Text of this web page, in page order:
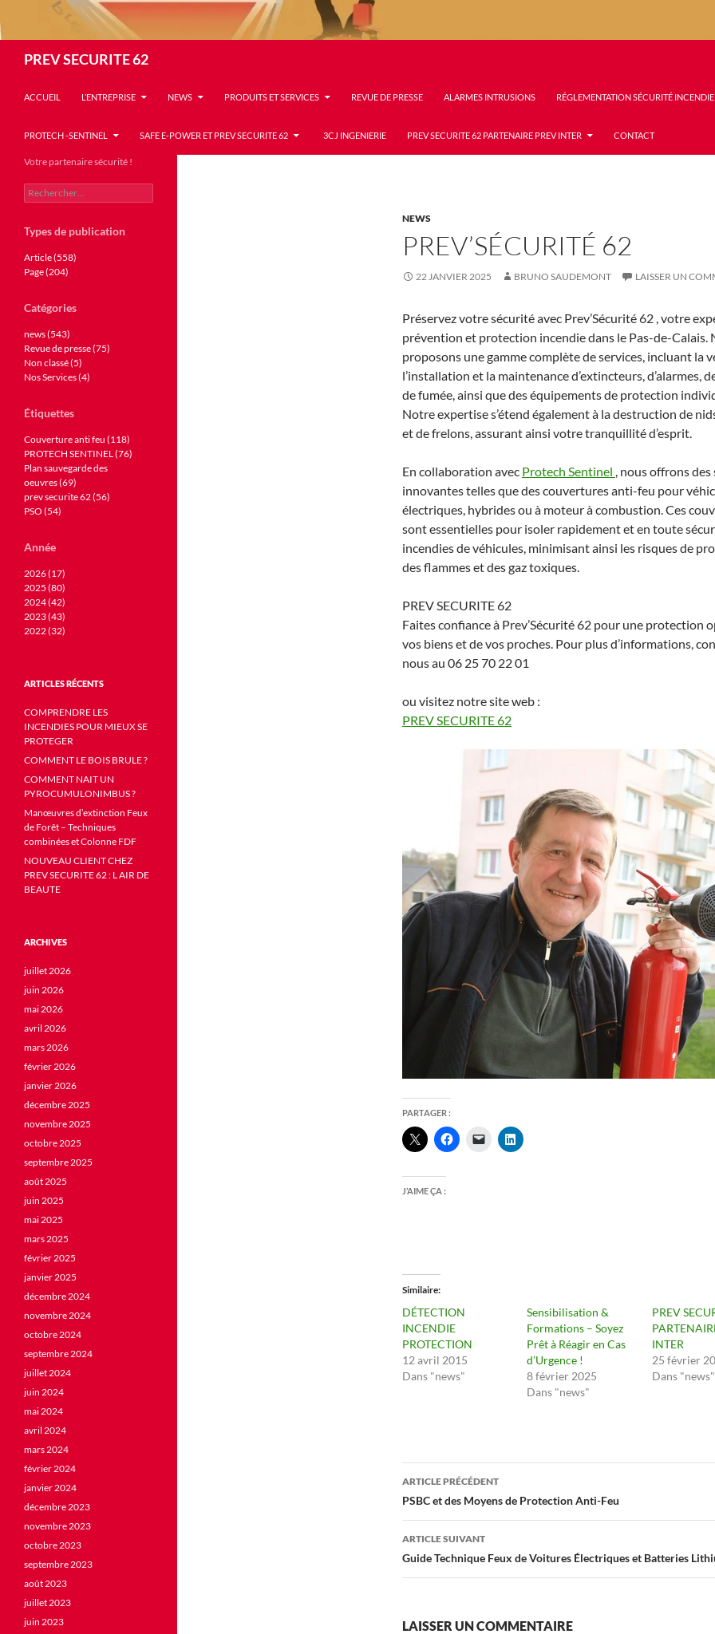
PREV SECURITE 62
ACCUEIL L’ENTREPRISE NEWS PRODUITS ET SERVICES REVUE DE PRESSE ALARMES INTRUSIONS RÉGLEMENTATION SÉCURITÉ INCENDIE
PROTECH -SENTINEL SAFE E-POWER ET PREV SECURITE 62 3CJ INGENIERIE PREV SECURITE 62 PARTENAIRE PREV INTER CONTACT
NEWS
PREV’SÉCURITÉ 62
22 JANVIER 2025 BRUNO SAUDEMONT LAISSER UN
Préservez votre sécurité avec Prev’Sécurité 62 , votre
prévention et protection incendie dans le Pas-de-Calais.
proposons une gamme complète de services, incluant la
l’installation et la maintenance d’extincteurs, d’alarmes,
de fumée, ainsi que des équipements de protection
Notre expertise s’étend également à la destruction de
et de frelons, assurant ainsi votre tranquillité d’esprit.
En collaboration avec Protech Sentinel , nous offrons
innovantes telles que des couvertures anti-feu pour
électriques, hybrides ou à moteur à combustion. Ces
sont essentielles pour isoler rapidement et en toute
incendies de véhicules, minimisant ainsi les risques de
des flammes et des gaz toxiques.
PREV SECURITE 62
Faites confiance à Prev’Sécurité 62 pour une protection
vos biens et de vos proches. Pour plus d’informations,
nous au 06 25 70 22 01
ou visitez notre site web :
PREV SECURITE 62
PARTAGER :
J’AIME ÇA :
Similaire
DÉTECTION
INCENDIE
PROTECTION
12 avril 2015
Dans "news"
Sensibilisation &
Formations – Soyez
Prêt à Réagir en Cas
d’Urgence !
8 février 2025
Dans "news"
PREV
INTER
25 février
Dans "news"
Navigation
des
articles
ARTICLE PRÉCÉDENT
PSBC et des Moyens de Protection Anti-Feu
ARTICLE SUIVANT
Guide Technique Feux de Voitures Électriques et Batteries
LAISSER UN COMMENTAIRE
Votre partenaire sécurité !
Rechercher :
Types de publication
Article (558)
Page (204)
Catégories
news (543)
Revue de presse (75)
Non classé (5)
Nos Services (4)
Étiquettes
Couverture anti feu (118)
PROTECH SENTINEL (76)
Plan sauvegarde des
oeuvres (69)
prev securite 62 (56)
PSO (54)
Année
2026 (17)
2025 (80)
2024 (42)
2023 (43)
2022 (32)
ARTICLES RÉCENTS
COMPRENDRE LES
INCENDIES POUR MIEUX SE
PROTEGER
COMMENT LE BOIS BRULE ?
COMMENT NAIT UN
PYROCUMULONIMBUS ?
Manœuvres d’extinction Feux
de Forêt – Techniques
combinées et Colonne FDF
NOUVEAU CLIENT CHEZ
PREV SECURITE 62 : L AIR DE
BEAUTE
ARCHIVES
juillet 2026
juin 2026
mai 2026
avril 2026
mars 2026
février 2026
janvier 2026
décembre 2025
novembre 2025
octobre 2025
septembre 2025
août 2025
juin 2025
mai 2025
mars 2025
février 2025
janvier 2025
décembre 2024
novembre 2024
octobre 2024
septembre 2024
juillet 2024
juin 2024
mai 2024
avril 2024
mars 2024
février 2024
janvier 2024
décembre 2023
novembre 2023
octobre 2023
septembre 2023
août 2023
juillet 2023
juin 2023